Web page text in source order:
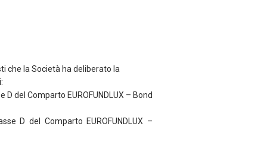
che la Società ha deliberato la
D del Comparto EUROFUNDLUX – Bond
D del Comparto EUROFUNDLUX –